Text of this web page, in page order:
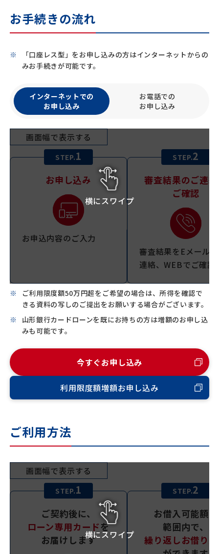
お手続きの流れ
「口座レス型」をお申し込みの方はインターネットからの
みお手続きが可能です。
インターネットでの
お申し込み
お電話での
お申し込み
画面幅で表示する
STEP.1
お申し込み
お申込内容のご入力
STEP.2
審査結果のご連
ご確認
審査結果をEメール
連絡、WEBでご確認
横にスワイプ
ご利用限度額50万円超をご希望の場合は、所得を確認で
きる資料の写しのご提出をお願いする場合がございます。
山形銀行カードローンを既にお持ちの方は増額のお申し込
みも可能です。
今すぐお申し込み
利用限度額増額お申し込み
ご利用方法
画面幅で表示する
STEP.1
ご契約後に、
ローン専用カードを
お届けします
STEP.2
お借入可能額の
範囲内で、
繰り返しお借り
横にスワイプ